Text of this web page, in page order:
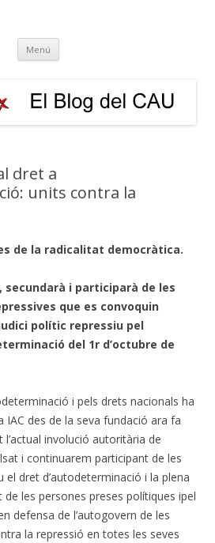
Menú Vés
contingut
dret a
units contra la
de la radicalitat democràtica.
secundarà i participarà de les
que es convoquin
polític repressiu pel
del 1r d’octubre de
i pels drets nacionals ha
des de la seva fundació ara fa
involució autoritària de
i continuarem participant de les
dret d’autodeterminació i la plena
les persones preses polítiques ipel
defensa de l’autogovern de les
la repressió en totes les seves